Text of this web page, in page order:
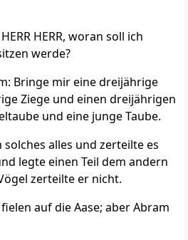
HERR, woran soll ich
werde?
Bringe mir eine dreijährige
Ziege und einen dreijährigen
und eine junge Taube.
alles und zerteilte es
legte einen Teil dem andern
zerteilte er nicht.
auf die Aase; aber Abram